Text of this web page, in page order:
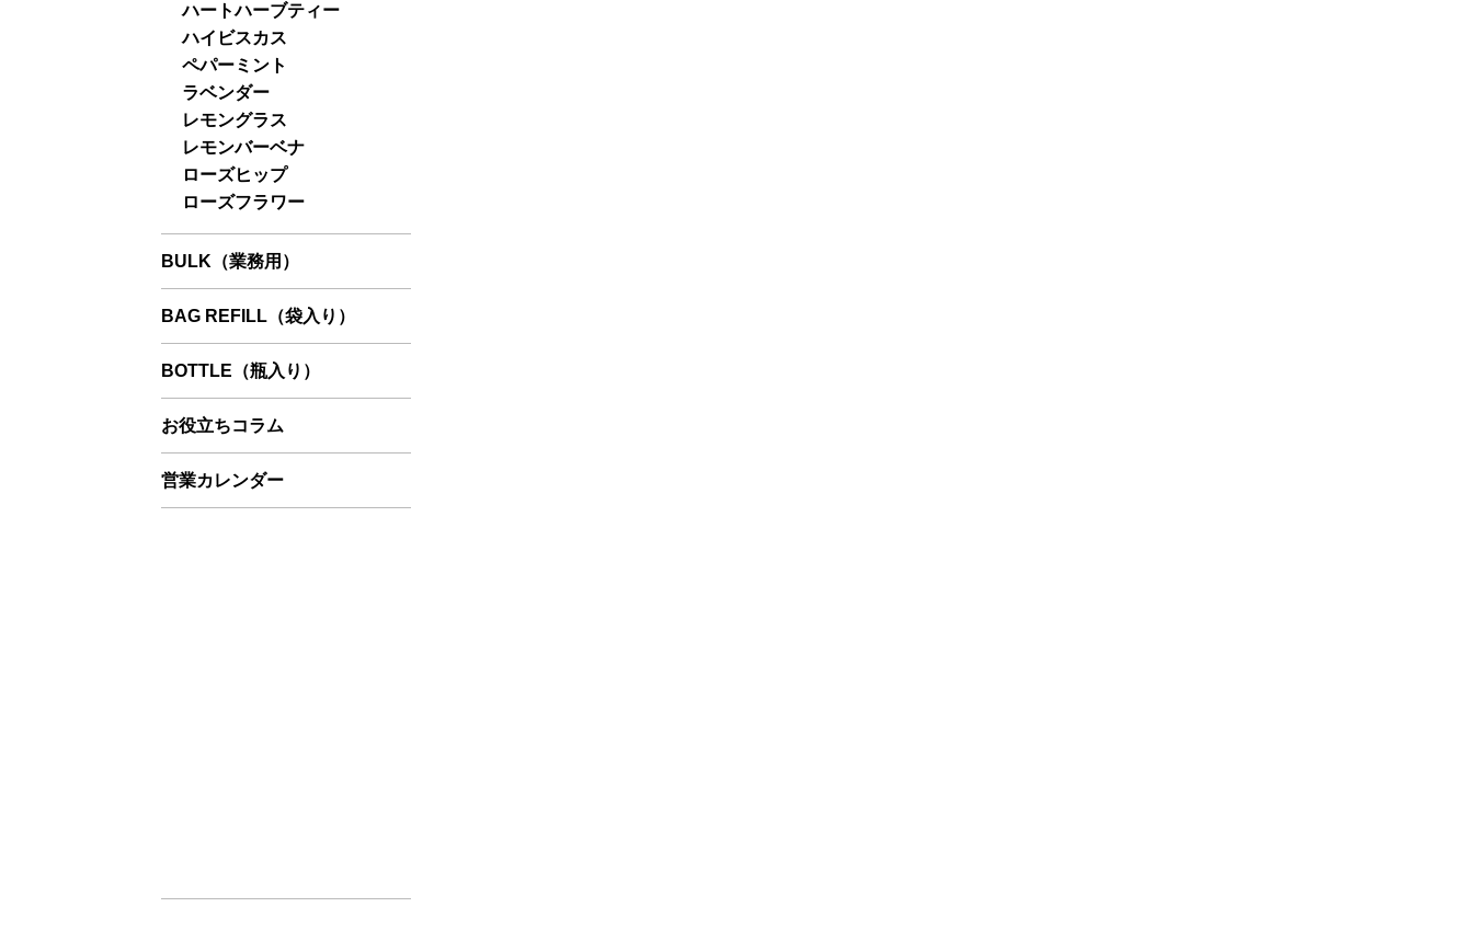
ハートハーブティー
ハイビスカス
ペパーミント
ラベンダー
レモングラス
レモンバーベナ
ローズヒップ
ローズフラワー
BULK（業務用）
BAG REFILL（袋入り）
BOTTLE（瓶入り）
お役立ちコラム
営業カレンダー